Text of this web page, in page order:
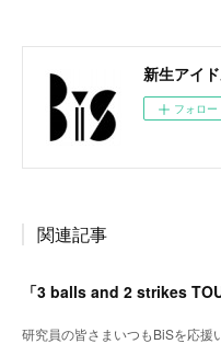
フォロー
関連記事
「3 balls and 2 strikes
研究員の皆さまいつもBiSを応援